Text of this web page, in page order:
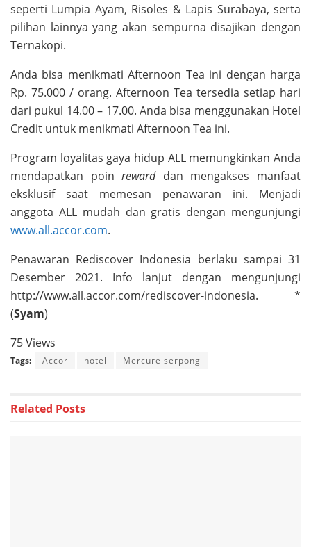
seperti Lumpia Ayam, Risoles & Lapis Surabaya, serta
pilihan lainnya yang akan sempurna disajikan dengan
Ternakopi.
Anda bisa menikmati Afternoon Tea ini dengan harga
Rp. 75.000 / orang. Afternoon Tea tersedia setiap hari
dari pukul 14.00 – 17.00. Anda bisa menggunakan Hotel
Credit untuk menikmati Afternoon Tea ini.
Program loyalitas gaya hidup ALL memungkinkan Anda
mendapatkan poinrewarddan mengakses manfaat
eksklusif saat memesan penawaran ini. Menjadi
anggota ALL mudah dan gratis dengan mengunjungi
www.all.accor.com.
Penawaran Rediscover Indonesia berlaku sampai 31
Desember 2021. Info lanjut dengan mengunjungi
http://www.all.accor.com/rediscover-indonesia. *
(Syam)
75 Views
Tags: Accor hotel Mercure serpong
Related Posts